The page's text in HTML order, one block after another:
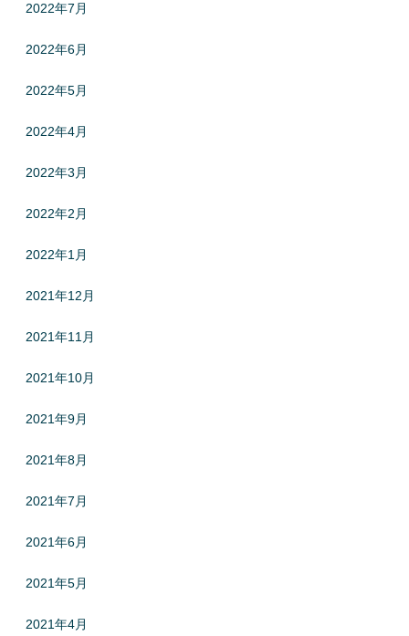
2022年7月
2022年6月
2022年5月
2022年4月
2022年3月
2022年2月
2022年1月
2021年12月
2021年11月
2021年10月
2021年9月
2021年8月
2021年7月
2021年6月
2021年5月
2021年4月